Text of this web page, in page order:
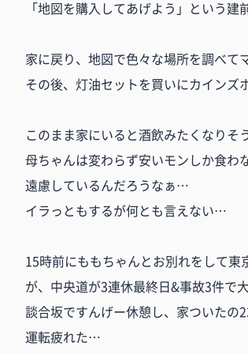
「地図を購入してあげよう」という
家に戻り、地図で色々な場所を調べて
その後、灯油セットを買いにカインズ
このまま家にいると酒飲みたくなりそ
母ちゃんは変わらず安いモンしか食わ
遠慮しているんだろうなぁ…
イラっともするが何とも言えない…
15時前にももちゃんとお別れをして東
が、中央道が3連休最終日&事故3件で大
談合坂ですんげー休憩し、家ついたの
運転疲れた…